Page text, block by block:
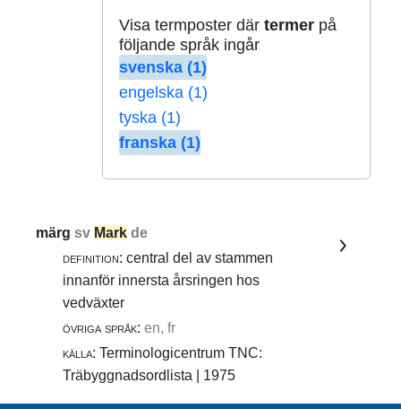
Visa termposter där termerpå
följande språk ingår
svenska (1)
engelska (1)
tyska (1)
franska (1)
märgsv Mark de
definition: central del av stammen
innanför innersta årsringen hos
vedväxter
övriga språk: en, fr
källa: Terminologicentrum TNC:
Träbyggnadsordlista | 1975